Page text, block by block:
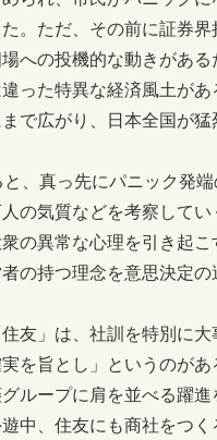
。ただ、その前に証券
への投機的な動きがあ
った特異な経済風土が
で広がり、日本全国が
、真っ先にパニック発
の気質などを考察して
の異常な心理を引き起
の持つ理念を意思決定
友」は、社訓を特別に
を旨とし」というのが
ループに肩を並べる躍
中、住友にも商社をつ